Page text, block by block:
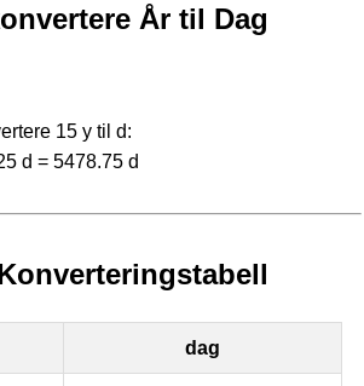
År til Dag
15 y til d:
d = 5478.75 d
dag